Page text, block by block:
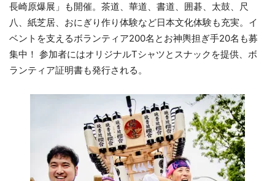
長崎原爆展」も開催。茶道、華道、書道、囲碁、太鼓、尺
八、紙芝居、おにぎり作り体験など日本文化体験も充実。イ
ベントを支えるボランティア200名とお神輿担ぎ手20名も募
集中！ 参加者にはオリジナルTシャツとスナックを提供、ボ
ランティア証明書も発行される。